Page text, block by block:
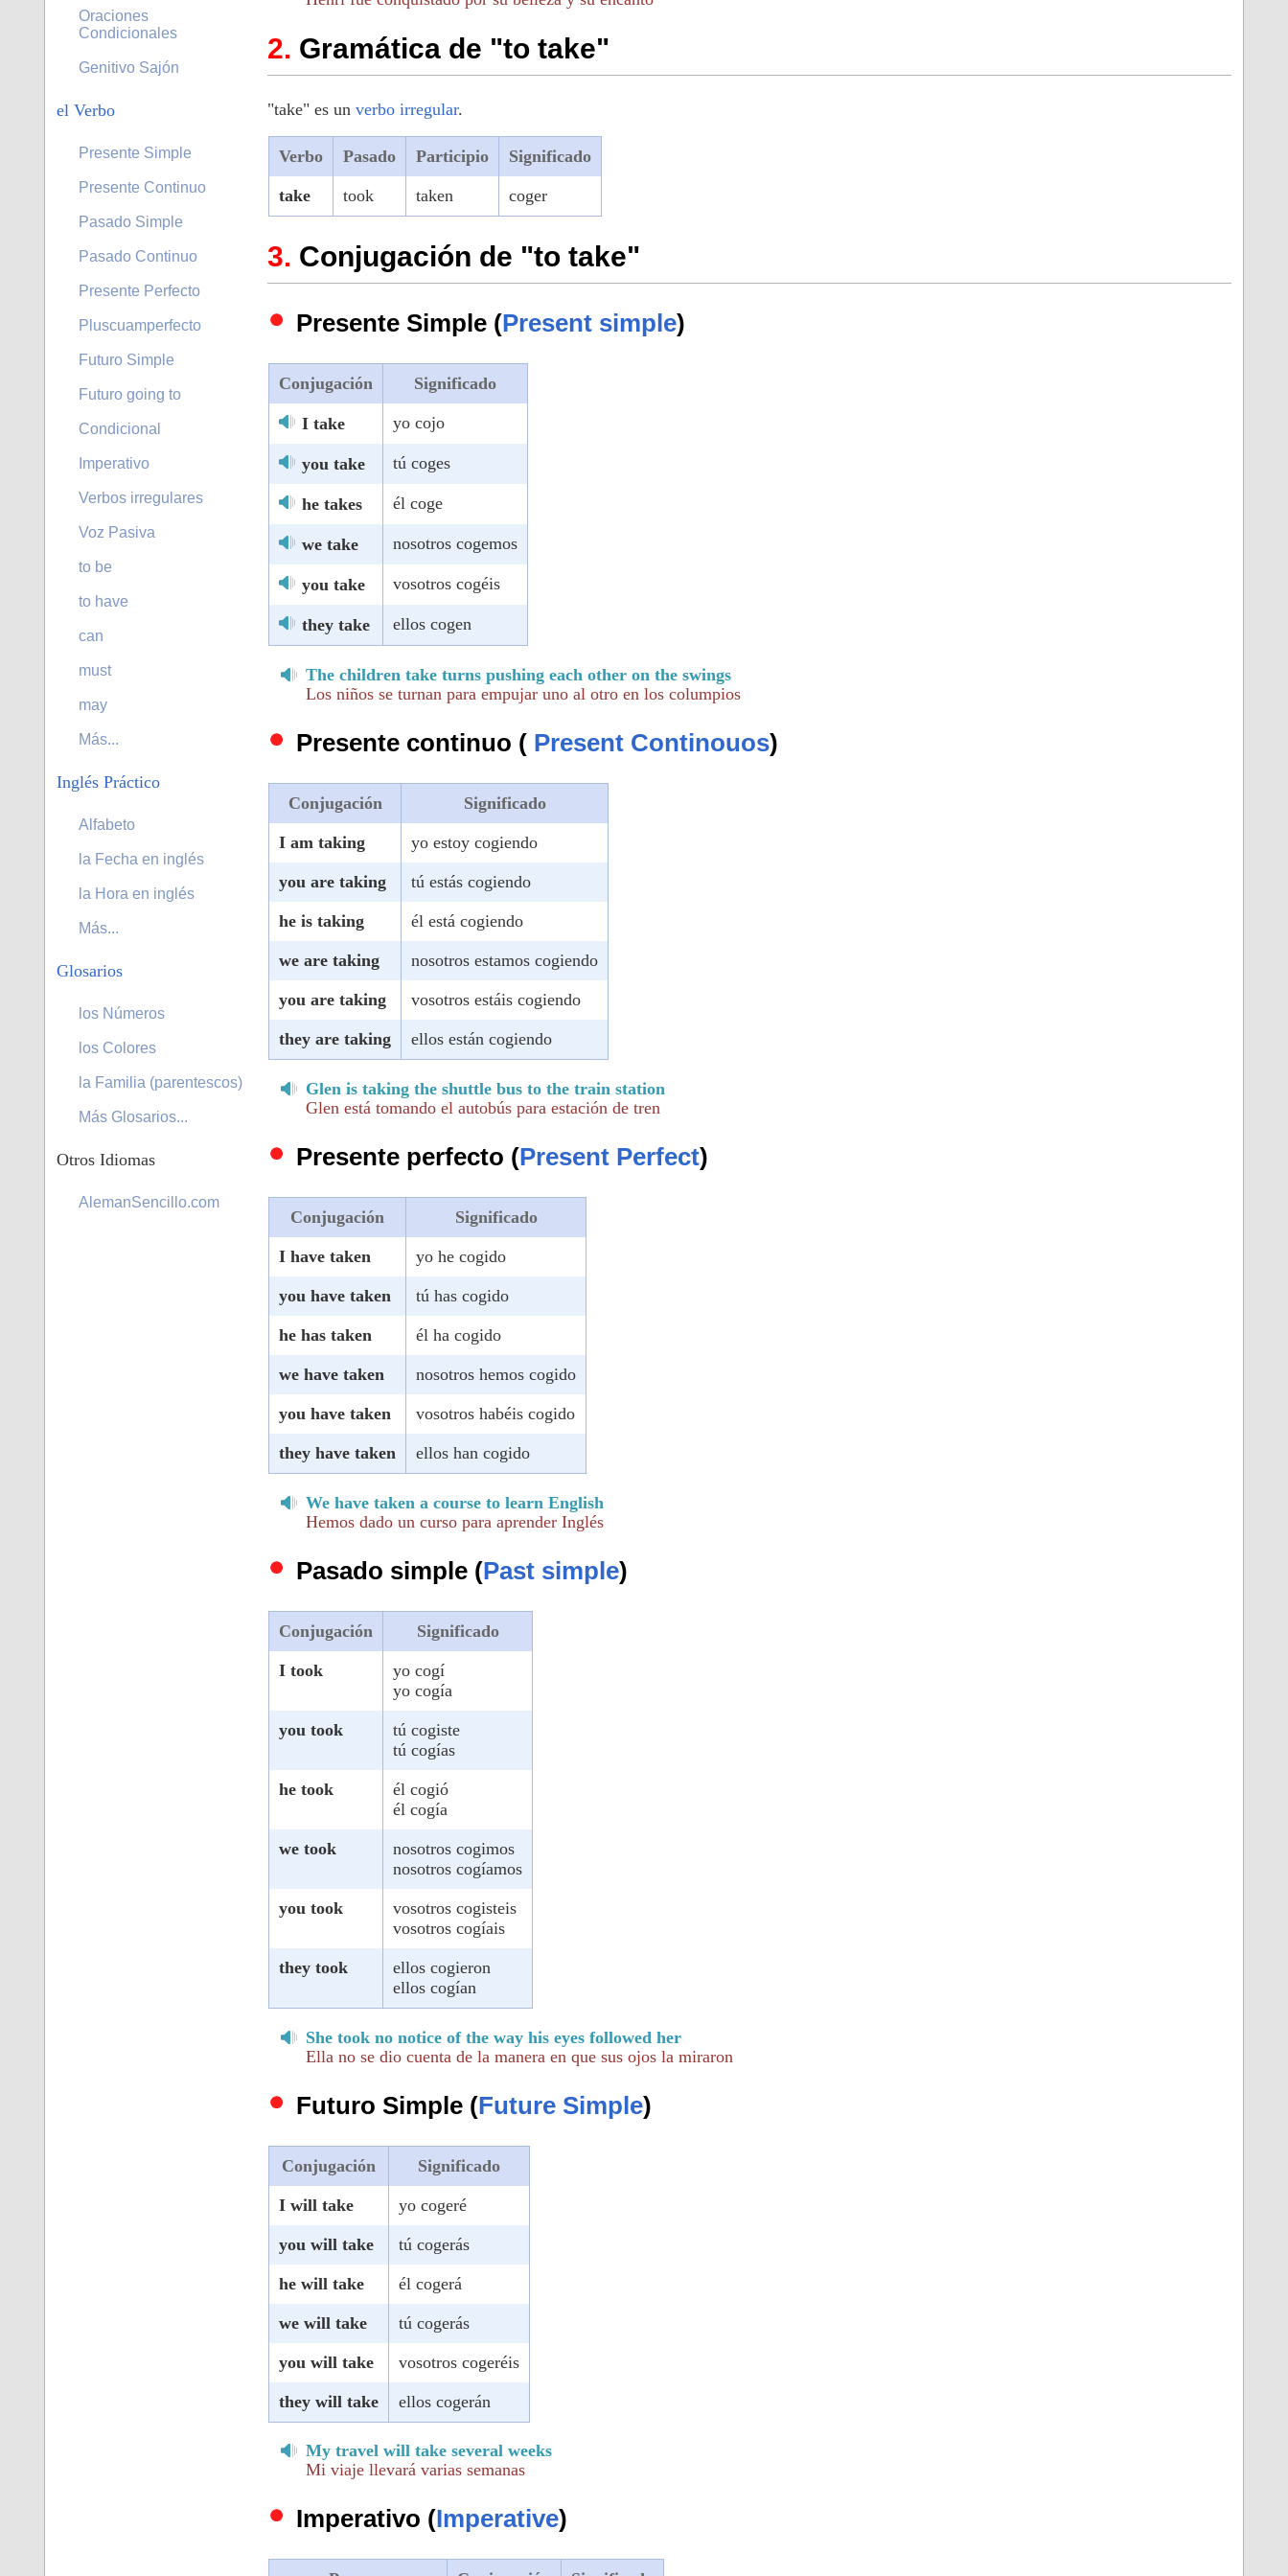
Gramática de "to take"
"take" es un verbo irregular.
Verbo Pasado Participio Significado
take took taken coger
Conjugación de "to take"
Presente Simple (Present simple)
Conjugación Significado
I take yo cojo
you take tú coges
he takes él coge
we take nosotros cogemos
you take vosotros cogéis
they take ellos cogen
The children take turns pushing each other on the swings
Los niños se turnan para empujar uno al otro en los columpios
Presente continuo ( Present Continouos)
Conjugación Significado
I am taking yo estoy cogiendo
you are taking tú estás cogiendo
he is taking él está cogiendo
we are taking nosotros estamos cogiendo
you are taking vosotros estáis cogiendo
they are taking ellos están cogiendo
Glen is taking the shuttle bus to the train station
Glen está tomando el autobús para estación de tren
Presente perfecto (Present Perfect)
Conjugación Significado
I have taken yo he cogido
you have taken tú has cogido
he has taken él ha cogido
we have taken nosotros hemos cogido
you have taken vosotros habéis cogido
they have taken ellos han cogido
We have taken a course to learn English
Hemos dado un curso para aprender Inglés
Pasado simple (Past simple)
Conjugación Significado
I took
yo cogí
yo cogía
you took
tú cogiste
tú cogías
he took
él cogió
él cogía
we took
nosotros cogimos
nosotros cogíamos
you took
vosotros cogisteis
vosotros cogíais
they took
ellos cogieron
ellos cogían
She took no notice of the way his eyes followed her
Ella no se dio cuenta de la manera en que sus ojos la miraron
Futuro Simple (Future Simple)
Conjugación Significado
I will take yo cogeré
you will take tú cogerás
he will take él cogerá
we will take tú cogerás
you will take vosotros cogeréis
they will take ellos cogerán
My travel will take several weeks
Mi viaje llevará varias semanas
Imperativo (Imperative)
Oraciones
Condicionales
Genitivo Sajón
el Verbo
Presente Simple
Presente Continuo
Pasado Simple
Pasado Continuo
Presente Perfecto
Pluscuamperfecto
Futuro Simple
Futuro going to
Condicional
Imperativo
Verbos irregulares
Voz Pasiva
to be
to have
can
must
may
Más...
Inglés Práctico
Alfabeto
la Fecha en inglés
la Hora en inglés
Más...
Glosarios
los Números
los Colores
la Familia (parentescos)
Más Glosarios...
Otros Idiomas
AlemanSencillo.com